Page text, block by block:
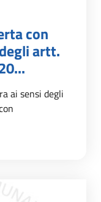
con
artt.
ai sensi degli